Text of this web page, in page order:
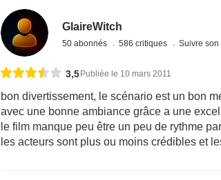
GlaireWitch
50 abonnés 586 critiques Suivre son
3,5Publiée le 10 mars 2011
bon divertissement, le scénario est un bon
avec une bonne ambiance grâce a une
le film manque peu être un peu de rythme
les acteurs sont plus ou moins crédibles et